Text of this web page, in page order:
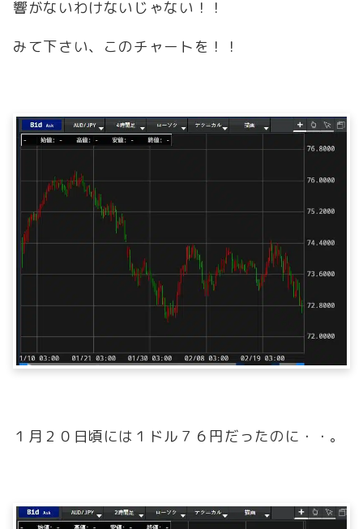
響がないわけないじゃない！！
みて下さい、このチャートを！！
１月２０日頃には１ドル７６円だったのに・・。